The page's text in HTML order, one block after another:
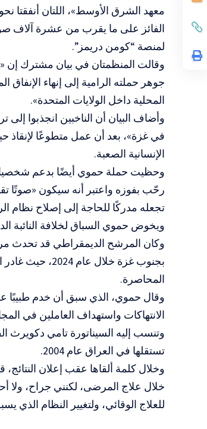
الفائز على ما يقرب من عشرة آلاف
لمنصة “كومن دريمز”.
وقالت المنظمتان في بيان مشترك إن
جوهر حملته الرامية إلى إنهاء
المحلية داخل الولايات المتحدة».
وأضاف البيان أن الناخبين انجذبوا
في غزة»، بعد أن عمل متطوعًا
الإنسانية الصعبة.
وحظيت حملة حموي أيضًا بدعم شخصيات
رحّب بفوزه واعتبر أنه سيكون «صوتًا
تجعله مدركًا للحاجة إلى إصلاح نظام
ويخوض حموي السباق لخلافة النائبة
وكان المرشح الديمقراطي قد تحدث
بجنوب غزة
المحاصرة.
وقال حموي، الذي سبق أن خدم طبيبًا
الانتهاكات واستهداف العاملين في
وتنسب إليه السيناتورة تامي دكويرث
تستقلها في العراق عام 2004.
وخلال كلمة ألقاها عقب إعلان
خلال علاج المرضى، لكنني جراح،
للعلاج الوقائي، ولتغيير النظام